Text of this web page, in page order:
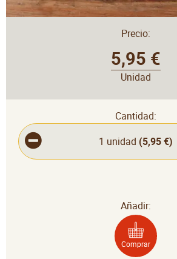
Precio:
5,95 €
Unidad
Cantidad:
1 unidad (5,95 €)
Añadir:
Comprar